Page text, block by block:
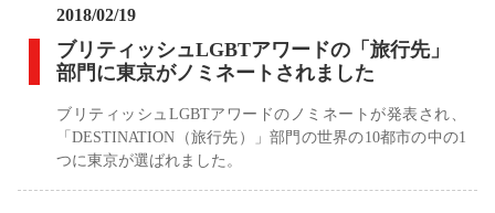
2018/02/19
ブリティッシュLGBTアワードの「旅行先」
部門に東京がノミネートされました
ブリティッシュLGBTアワードのノミネートが発表され、
「DESTINATION（旅行先）」部門の世界の10都市の中の1
つに東京が選ばれました。